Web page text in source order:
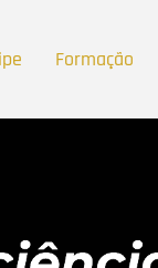
Formação